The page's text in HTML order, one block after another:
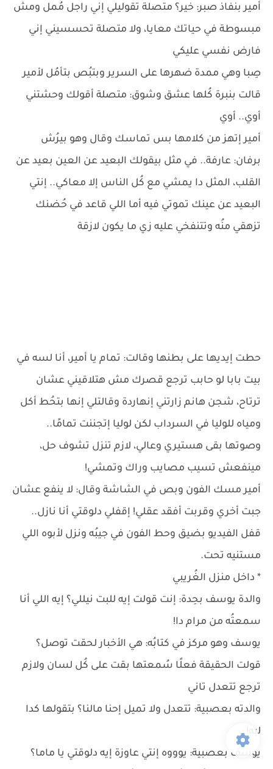
أمير بنفاذ صبر: خير؟ متصلة تقوليلي إني راجل مُمل ومش
مبسوطة في حياتك معايا، ولا متصلة تحسسيني إني
فارض نفسي عليكي
صِبا وهي ممدة ضهرها على السرير وبتبُص بتأمُل لأمير
قالت بنبرة كُلها عشق وشوق: متصلة أقولك وحشتني
أوي.. أوي
أمير إتهز من كلامها بس تماسك وقال وهو بيرُش
برفان: عارفة.. في مثل بيقولك البعيد عن العين بعيد عن
القلب، المثل دا يمشي مع كُل الناس إلا معاكي.. إنتي
البعيد عن عينك تموتي فيه أما اللي قاعد في حُضنك
تزهقي منُه وتتنفخي عليه زي ما يكون لازقة
حطت إيديها على بطنها وقالت: تمام يا أمير، أنا لسه في
بيت بابا لو حابب ترجع قصرك مش هتلاقيني عشان
ترتاح، شجن هانم زارتني إنهاردة وقالتلي إنها بتحُط أكل
ومياه للوليا في السرداب لكن لوليا إتجننت تمامًا..
وصوتها بقى هستيري وعالي، لازم تنزل تشوف حل،
مينفعش تسيب مصايب وراك وتمشي!
أمير مسك الفون وبص في الشاشة وقال: لا ينفع عشان
جبت أخري وقربت أفقد عقلي! إقفلي دلوقتي أنا نازل..
قفل الفيديو بضيق وحط الفون في جيبُه ونزل لأبوه اللي
مستنيه تحت.
* داخل منزل الغُريبي
والدة يوسف بحِدة: إنت قولت إيه للبت نيللي؟ إيه اللي أنا
سمعتُه من مرام دا!
يوسف وهو مركز في كتابُه: هي الأخبار لحقت توصل؟
قولت الحقيقة فعلًا سُمعتها بقت على كُل لسان ولازم
ترجع تتعدل تاني
والدته بعصبية: تتعدل ولا تميل إحنا مالنا؟ بتقولها كدا
ليه!
يوسف بعصبية: يوووه إنتي عاوزة إيه دلوقتي يا ماما؟